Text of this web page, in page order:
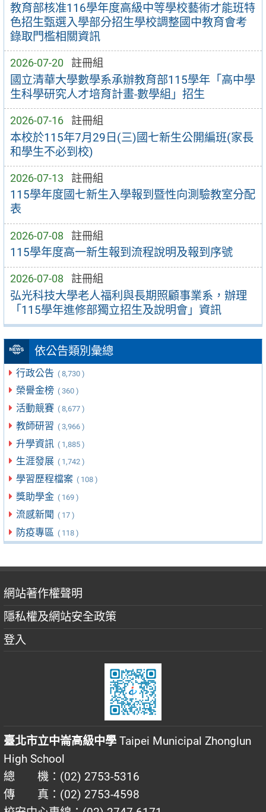
教育部核准116學年度高級中等學校藝術才能班特
色招生甄選入學部分招生學校調整國中教育會考
錄取門檻相關資訊
2026-07-20 註冊組
國立清華大學數學系承辦教育部115學年「高中學
生科學研究人才培育計畫-數學組」招生
2026-07-16 註冊組
本校於115年7月29日(三)國七新生公開編班(家長
和學生不必到校)
2026-07-13 註冊組
115學年度國七新生入學報到暨性向測驗教室分配
表
2026-07-08 註冊組
115學年度高一新生報到流程說明及報到序號
2026-07-08 註冊組
弘光科技大學老人福利與長期照顧事業系，辦理
「115學年進修部獨立招生及說明會」資訊
依公告類別彙總
行政公告 ( 8,730 )
榮譽金榜 ( 360 )
活動競賽 ( 8,677 )
教師研習 ( 3,966 )
升學資訊 ( 1,885 )
生涯發展 ( 1,742 )
學習歷程檔案 ( 108 )
獎助學金 ( 169 )
流感新聞 ( 17 )
防疫專區 ( 118 )
網站著作權聲明
隱私權及網站安全政策
登入
臺北市立中崙高級中學 Taipei Municipal Zhonglun
High School
總 機：(02) 2753-5316
傳 真：(02) 2753-4598